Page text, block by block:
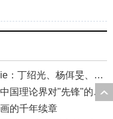
· 色彩之外 Au delà de la polychromie：丁绍光、杨佴旻、Alain Cardenas·Castro巴黎展
· 杨佴旻：迷雾中的混淆——几十年中国理论界对"先锋"的误读，对创作的误导
的千年续章